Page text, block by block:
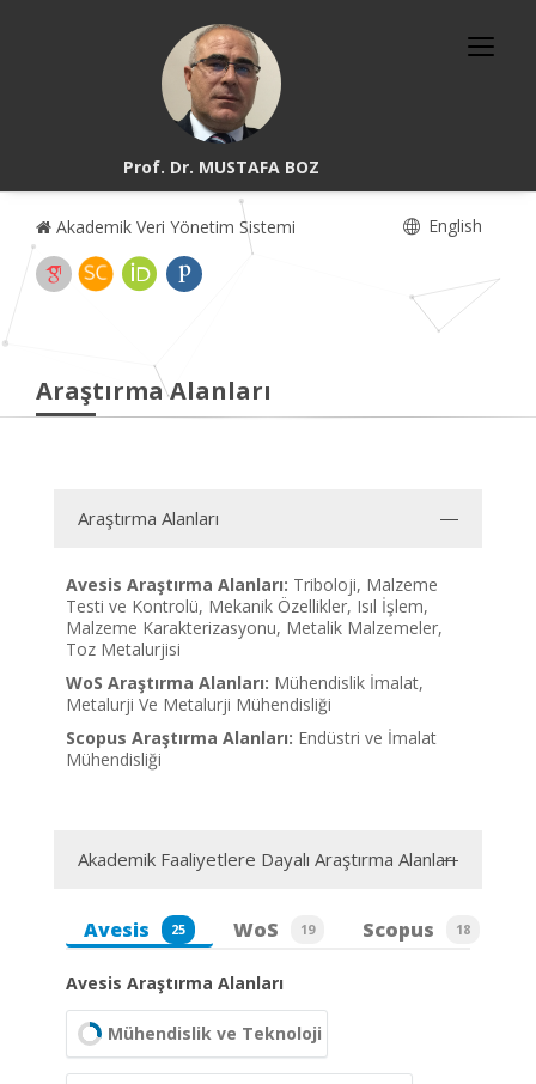
Prof. Dr. MUSTAFA BOZ
Akademik Veri Yönetim Sistemi English
Araştırma Alanları
Araştırma Alanları
Avesis Araştırma Alanları: Triboloji, Malzeme
Testi ve Kontrolü, Mekanik Özellikler, Isıl İşlem,
Malzeme Karakterizasyonu, Metalik Malzemeler,
Toz Metalurjisi
WoS Araştırma Alanları: Mühendislik İmalat,
Metalurji Ve Metalurji Mühendisliği
Scopus Araştırma Alanları: Endüstri ve İmalat
Mühendisliği
Akademik Faaliyetlere Dayalı Araştırma Alanları
Avesis 25 WoS 19 Scopus 18
Avesis Araştırma Alanları
Mühendislik ve Teknoloji